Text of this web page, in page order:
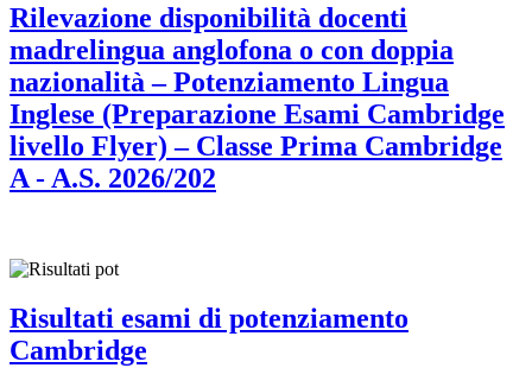
Rilevazione disponibilità docenti
madrelingua anglofona o con doppia
nazionalità – Potenziamento Lingua
Inglese (Preparazione Esami Cambridge
livello Flyer) – Classe Prima Cambridge
A - A.S. 2026/202
Risultati esami di potenziamento
Cambridge